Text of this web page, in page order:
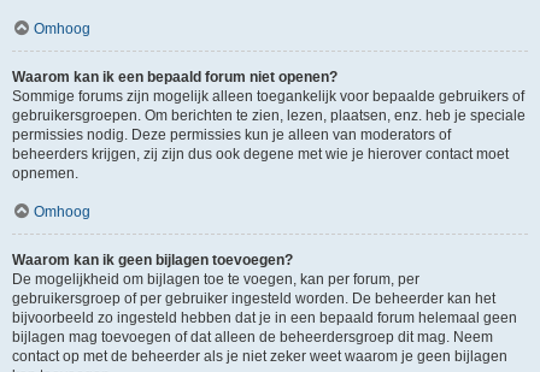
Omhoog
Waarom kan ik een bepaald forum niet openen?
Sommige forums zijn mogelijk alleen toegankelijk voor bepaalde gebruikers of
gebruikersgroepen. Om berichten te zien, lezen, plaatsen, enz. heb je speciale
permissies nodig. Deze permissies kun je alleen van moderators of
beheerders krijgen, zij zijn dus ook degene met wie je hierover contact moet
opnemen.
Omhoog
Waarom kan ik geen bijlagen toevoegen?
De mogelijkheid om bijlagen toe te voegen, kan per forum, per
gebruikersgroep of per gebruiker ingesteld worden. De beheerder kan het
bijvoorbeeld zo ingesteld hebben dat je in een bepaald forum helemaal geen
bijlagen mag toevoegen of dat alleen de beheerdersgroep dit mag. Neem
contact op met de beheerder als je niet zeker weet waarom je geen bijlagen